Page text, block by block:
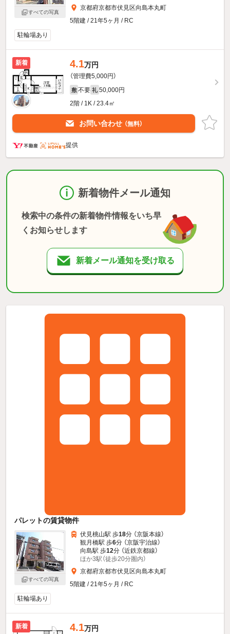
すべての写真
京都府京都市伏見区向島本丸町
5階建 / 21年5ヶ月 / RC
駐輪場あり
新着 4.1万円
（管理費5,000円）
敷 不要 礼 50,000円
2階 / 1K / 23.4㎡
お問い合わせ （無料）
提供
新着物件メール通知
検索中の条件の新着物件情報をいち早
くお知らせします
新着メール通知を受け取る
パレットの賃貸物件
すべての写真
伏見桃山駅 歩18分 （京阪本線）
観月橋駅 歩6分 （京阪宇治線）
向島駅 歩12分 （近鉄京都線）
ほか3駅（徒歩20分圏内）
京都府京都市伏見区向島本丸町
5階建 / 21年5ヶ月 / RC
駐輪場あり
新着 4.1万円